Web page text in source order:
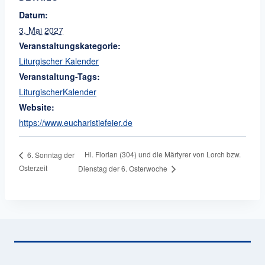
Datum:
3. Mai 2027
Veranstaltungskategorie:
Liturgischer Kalender
Veranstaltung-Tags:
LiturgischerKalender
Website:
https://www.eucharistiefeier.de
6. Sonntag der
Osterzeit
Hl. Florian (304) und die Märtyrer von Lorch bzw.
Dienstag der 6. Osterwoche